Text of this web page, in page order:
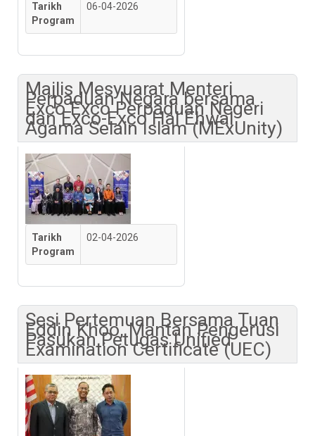
Tarikh
Program
06-04-2026
Majlis Mesyuarat Menteri
Perpaduan Negara bersama
Exco Exco Perpaduan Negeri
dan Exco-Exco Hal Ehwal
Agama Selain Islam (MExUnity)
Tarikh
Program
02-04-2026
Sesi Pertemuan Bersama Tuan
Eddin Khoo, Mantan Pengerusi
Pasukan Petugas Unified
Examination Certificate (UEC)